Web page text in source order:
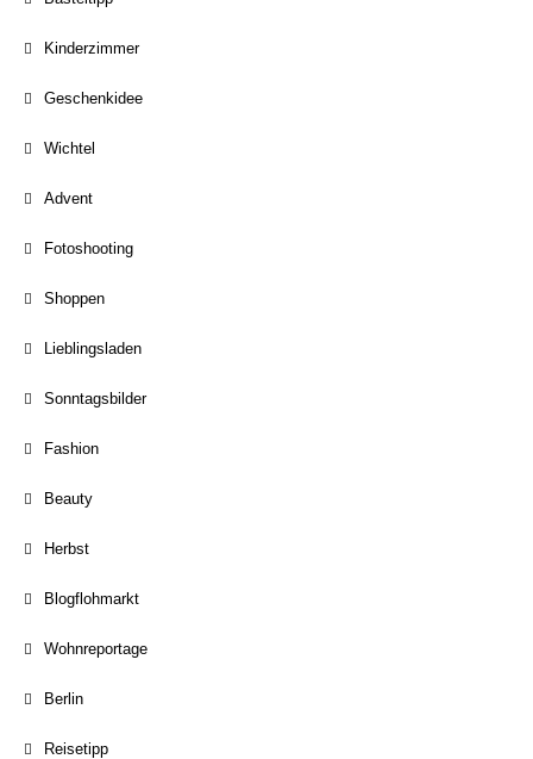
Kinderzimmer
Geschenkidee
Wichtel
Advent
Fotoshooting
Shoppen
Lieblingsladen
Sonntagsbilder
Fashion
Beauty
Herbst
Blogflohmarkt
Wohnreportage
Berlin
Reisetipp